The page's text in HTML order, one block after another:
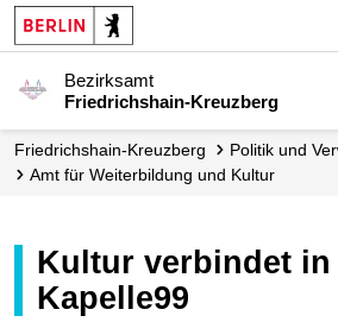
Bezirksamt
Friedrichshain-Kreuzberg
Friedrichshain-Kreuzberg Politik und
Amt für Weiterbildung und Kultur
Kultur verbindet in der
Kapelle99